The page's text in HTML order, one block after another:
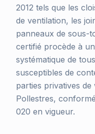
2012 tels que les
de ventilation, les
panneaux de sous-
certifié procède à
systématique de
susceptibles de
parties privatives
Pollestres,
020 en vigueur.